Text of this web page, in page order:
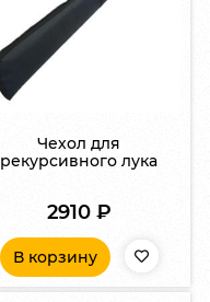
Чехол для
рекурсивного лука
2910 ₽
В корзину